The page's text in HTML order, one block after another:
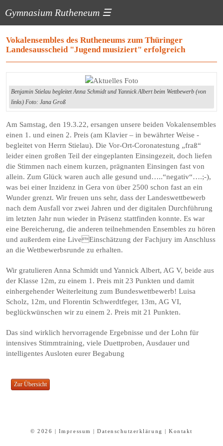
Gymnasium Rutheneum ☰
Vokalensembles des Rutheneums zum Thüringer
Landesausscheid "Jugend musiziert" erfolgreich
Benjamin Stielau begleitet Anna Schmidt und Yannick Albert beim Wettbewerb (von
links) Foto: Jana Groß
Am Samstag, den 19.3.22, ersangen unsere beiden Vokalensembles
einen 1. und einen 2. Preis (am Klavier – in bewährter Weise -
begleitet von Herrn Stielau). Die Vor-Ort-Coronatestung „fraß“
leider einen großen Teil der eingeplanten Einsingezeit, doch liefen
die Stimmen nach einem kurzen, prägnanten Einsingen fast von
allein. Zum Glück waren auch alle gesund und…..“negativ“….;-),
was bei einer Inzidenz in Gera von über 2500 schon fast an ein
Wunder grenzt. Wir freuen uns sehr, dass der Landeswettbewerb
nach dem Ausfall vor zwei Jahren und der digitalen Durchführung
im letzten Jahr nun wieder in Präsenz stattfinden konnte. Es war
eine Bereicherung, die anderen teilnehmenden Ensembles zu hören
und außerdem eine LiveEinschätzung der Fachjury im Anschluss
an die Wettbewerbsrunde zu erhalten.
Wir gratulieren Anna Schmidt und Yannick Albert, AG V, beide aus
der Klasse 12m, zu einem 1. Preis mit 23 Punkten und damit
einhergehender Weiterleitung zum Bundeswettbewerb! Luisa
Scholz, 12m, und Florentin Schwerdtfeger, 13m, AG VI,
beglückwünschen wir zu einem 2. Preis mit 21 Punkten.
Das sind wirklich hervorragende Ergebnisse und der Lohn für
intensives Stimmtraining, viele Duettproben, Ausdauer und
intelligentes Ausloten eurer Begabung
© 2026 | Impressum |Datenschutzerklärung |Kontakt